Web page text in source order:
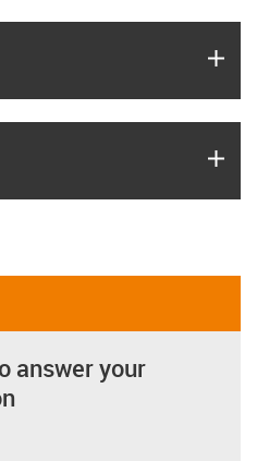
answer your